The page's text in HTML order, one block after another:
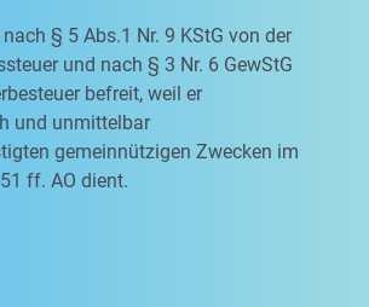
§ 5 Abs.1 Nr. 9 KStG von der
und nach § 3 Nr. 6 GewStG
befreit, weil er
und unmittelbar
gemeinnützigen Zwecken im
ff. AO dient.